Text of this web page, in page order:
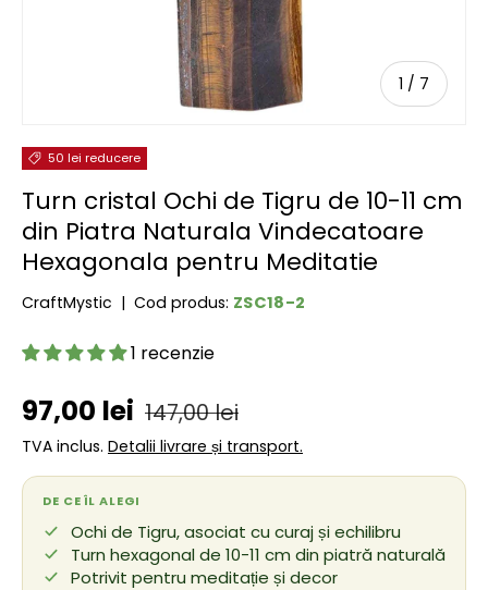
1 / de
7
50 lei reducere
Turn cristal Ochi de Tigru de 10-11 cm
din Piatra Naturala Vindecatoare
Hexagonala pentru Meditatie
CraftMystic | Cod produs: ZSC18-2
1 recenzie
Preț de vânzare
97,00 lei Preț obișnuit
147,00 lei
TVA inclus. Detalii livrare și transport.
DE CE ÎL ALEGI
Ochi de Tigru, asociat cu curaj și echilibru
Turn hexagonal de 10-11 cm din piatră naturală
Potrivit pentru meditație și decor